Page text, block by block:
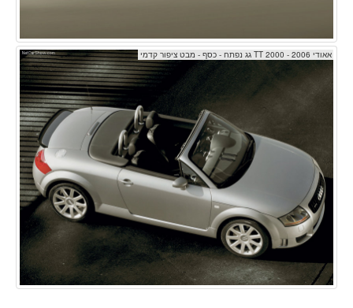
אאודי TT 2000 - 2006 גג נפתח - כסף - מבט ציפור קדמי